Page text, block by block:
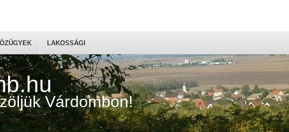
Várdombon!
LAKOSSÁGI